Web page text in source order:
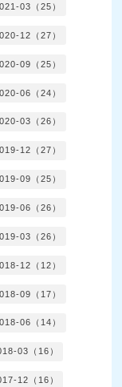
03（25）
12（27）
09（25）
06（24）
03（26）
12（27）
09（25）
06（26）
03（26）
12（12）
09（17）
06（14）
03（16）
12（16）